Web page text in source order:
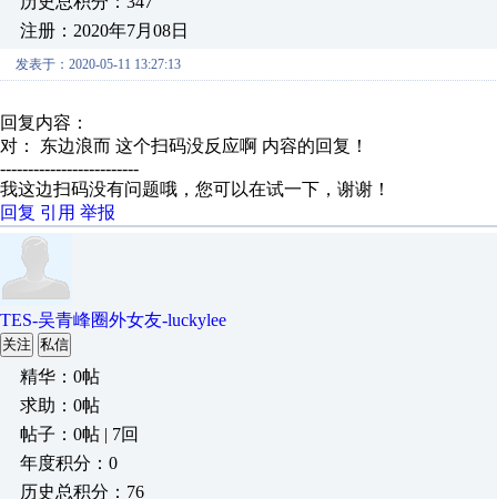
注册：2020年7月08日
发表于：2020-05-11 13:27:13
回复内容：
对： 东边浪而 这个扫码没反应啊 内容的回复！
-------------------------
我这边扫码没有问题哦，您可以在试一下，谢谢！
回复 引用 举报
TES-吴青峰圈外女友-luckylee
关注 私信
精华：0帖
求助：0帖
帖子：0帖 | 7回
年度积分：0
历史总积分：76